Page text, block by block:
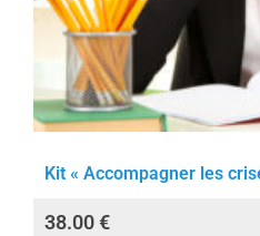
Kit « Accompagner les
38.00€